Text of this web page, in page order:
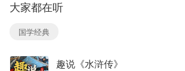
大家都在听
国学经典
趣说《水浒传》